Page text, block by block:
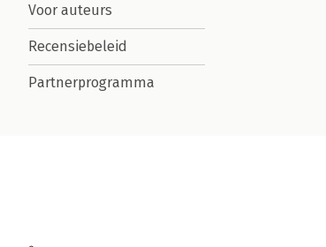
Voor auteurs
Recensiebeleid
Partnerprogramma